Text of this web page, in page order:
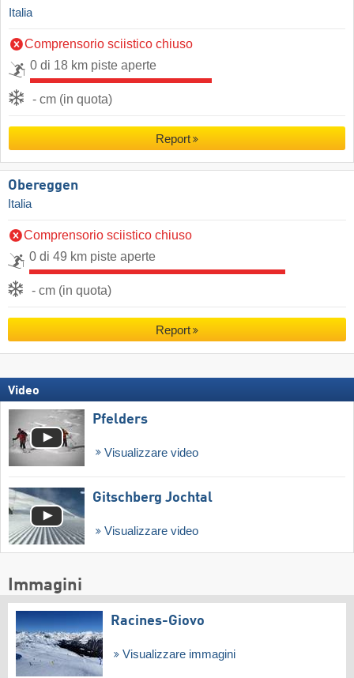
Italia
Comprensorio sciistico chiuso
0 di 18 km piste aperte
- cm (in quota)
Report
Obereggen
Italia
Comprensorio sciistico chiuso
0 di 49 km piste aperte
- cm (in quota)
Report
Video
Pfelders
Visualizzare video
Gitschberg Jochtal
Visualizzare video
Immagini
Racines-Giovo
Visualizzare immagini